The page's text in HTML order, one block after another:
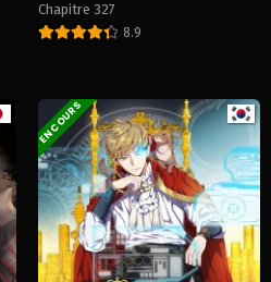
Chapitre 327
8.9
EN COURS